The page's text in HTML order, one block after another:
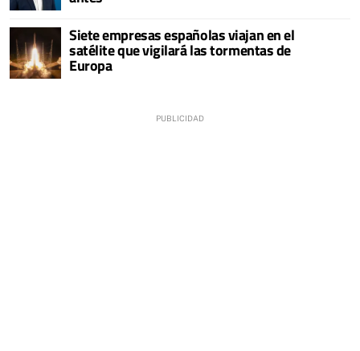
Siete empresas españolas viajan en el
satélite que vigilará las tormentas de
Europa